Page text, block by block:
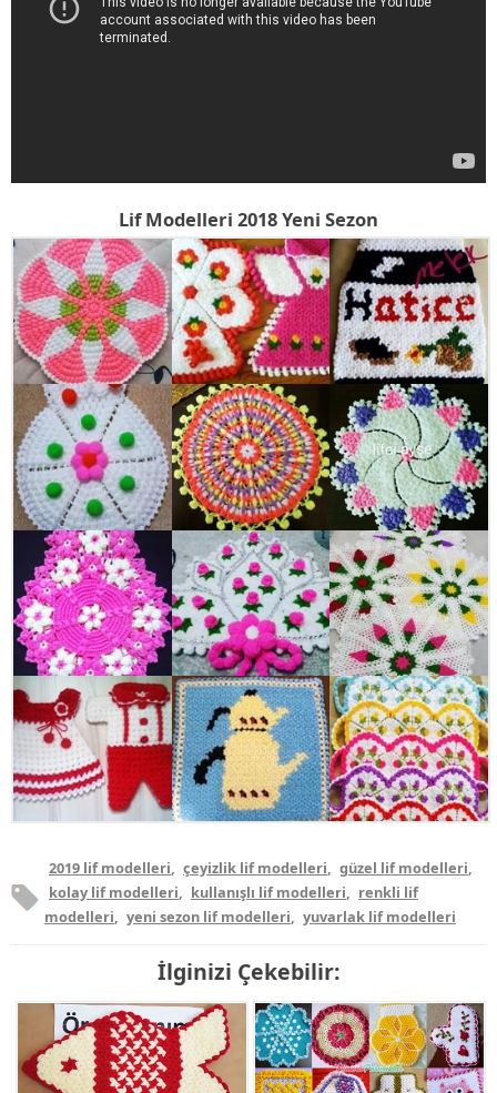
Lif Modelleri 2018 Yeni Sezon
2019 lif modelleri, çeyizlik lif modelleri, güzel lif modelleri,
kolay lif modelleri, kullanışlı lif modelleri, renkli lif
modelleri, yeni sezon lif modelleri, yuvarlak lif modelleri
İlginizi Çekebilir: